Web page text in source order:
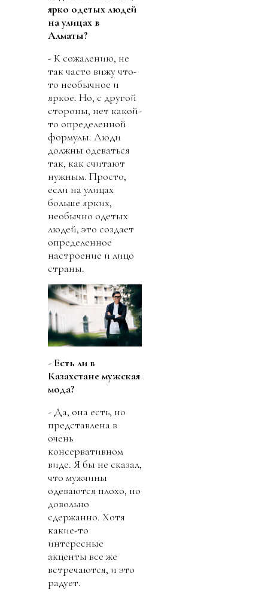
ярко одетых людей
на улицах в
Алматы?
- К сожалению, не
так часто вижу что-
то необычное и
яркое. Но, с другой
стороны, нет какой-
то определенной
формулы. Люди
должны одеваться
так, как считают
нужным. Просто,
если на улицах
больше ярких,
необычно одетых
людей, это создает
определенное
настроение и лицо
страны.
- Есть ли в
Казахстане мужская
мода?
- Да, она есть, но
представлена в
очень
консервативном
виде. Я бы не сказал,
что мужчины
одеваются плохо, но
довольно
сдержанно. Хотя
какие-то
интересные
акценты все же
встречаются, и это
радует.